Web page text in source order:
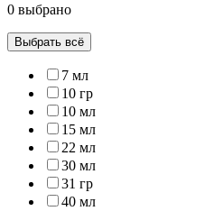
0 выбрано
Выбрать всё
7 мл
10 гр
10 мл
15 мл
22 мл
30 мл
31 гр
40 мл